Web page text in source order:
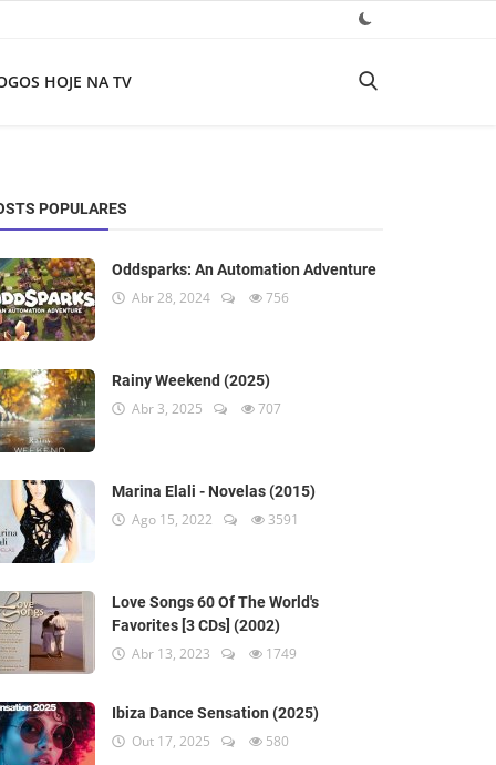
HOJE NA TV
POPULARES
Oddsparks: An Automation Adventure
Abr 28, 2024 756
Rainy Weekend (2025)
Abr 3, 2025 707
Marina Elali - Novelas (2015)
Ago 15, 2022 3591
Love Songs 60 Of The World's
Favorites [3 CDs] (2002)
Abr 13, 2023 1749
Ibiza Dance Sensation (2025)
Out 17, 2025 580